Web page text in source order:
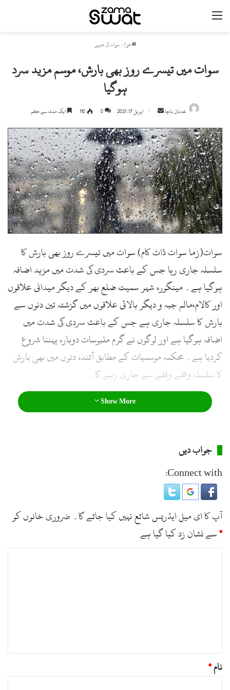
مینو
ھوم / سوات کی خبریں
سوات میں تیسرے روز بھی بارش، موسم مزید سرد
ہوگیا
عدنان باچا
Send
email
اپریل 17, 2021 0
110 ایک منٹ سے کم
سوات(زما سوات ڈاٹ کام) سوات میں تیسرے روز بھی بارش کا
سلسلہ جاری رہا جس کے باعث سردی کی شدت میں مزید اضافہ
ہوگیا ہے۔ مینگورہ شہر سمیت ضلع بھر کے دیگر میدانی علاقوں
اور کالام،مالم جبہ و دیگر بالائی علاقوں میں گزشتہ تین دنوں سے
بارش کا سلسلہ جاری ہے جس کے باعث سردی کی شدت میں
اضافہ ہوگیا ہے اور لوگوں نے گرم ملبوسات دوبارہ پہننا شروع
کردیا ہے۔ محکمہ موسمیات کے مطابق آئندہ دنوں میں بھی بارش
کا سلسلہ وقفے وقفے سے جاری رہے گا۔
Show More
جواب دیں
Connect with:
آپ کا ای میل ایڈریس شائع نہیں کیا جائے گا۔ ضروری خانوں کو
*سے نشان زد کیا گیا ہے
نام*